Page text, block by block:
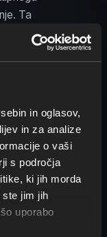
in oglasov,
in za analize
o vaši
s področja
ki jih morda
jim jih
uporabo
Ta
na
.
z Age of
, v kateri